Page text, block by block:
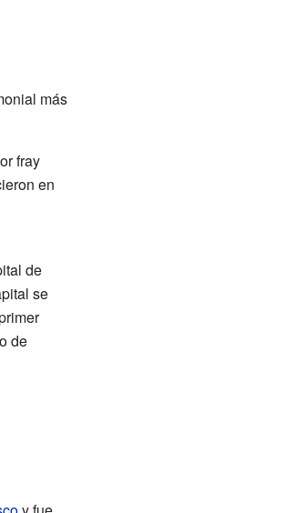
más
fray
en
de
se
de